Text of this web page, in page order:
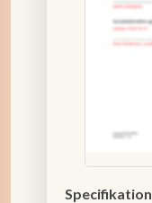
Specifikation